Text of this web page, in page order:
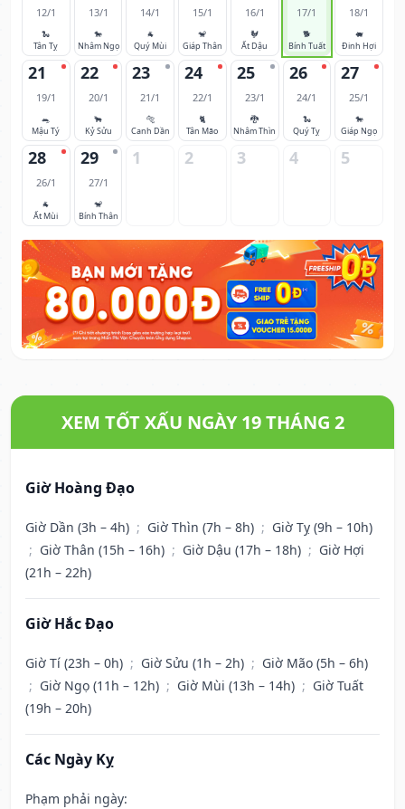
12/1
🐍
Tân Tỵ
13/1
🐎
Nhâm Ngọ
14/1
🐐
Quý Mùi
15/1
🐒
Giáp Thân
16/1
🐓
Ất Dậu
17/1
🐕
Bính Tuất
18/1
🐖
Đinh Hợi
21
19/1
🐀
Mậu Tý
22
20/1
🐂
Kỷ Sửu
23
21/1
🐅
Canh Dần
24
22/1
🐈
Tân Mão
25
23/1
🐉
Nhâm Thìn
26
24/1
🐍
Quý Tỵ
27
25/1
🐎
Giáp Ngọ
28
26/1
🐐
Ất Mùi
29
27/1
🐒
Bính Thân
1 2 3 4 5
XEM TỐT XẤU NGÀY 19 THÁNG 2
Giờ Hoàng Đạo
Giờ Dần (3h – 4h) ; Giờ Thìn (7h – 8h) ; Giờ Tỵ (9h – 10h)
; Giờ Thân (15h – 16h) ; Giờ Dậu (17h – 18h) ; Giờ Hợi
(21h – 22h)
Giờ Hắc Đạo
Giờ Tí (23h – 0h) ; Giờ Sửu (1h – 2h) ; Giờ Mão (5h – 6h)
; Giờ Ngọ (11h – 12h) ; Giờ Mùi (13h – 14h) ; Giờ Tuất
(19h – 20h)
Các Ngày Kỵ
Phạm phải ngày: